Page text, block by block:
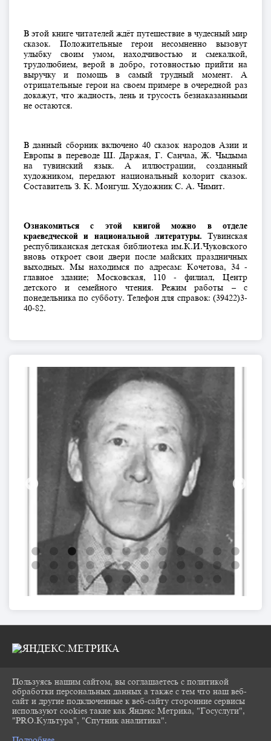
В этой книге читателей ждёт путешествие в чудесный мир
сказок. Положительные герои несомненно вызовут
улыбку своим умом, находчивостью и смекалкой,
трудолюбием, верой в добро, готовностью прийти на
выручку и помощь в самый трудный момент. А
отрицательные герои на своем примере в очередной раз
докажут, что жадность, лень и трусость безнаказанными
не остаются.
В данный сборник включено 40 сказок народов Азии и
Европы в переводе Ш. Даржая, Г. Санчаа, Ж. Чыдыма
на тувинский язык. А иллюстрации, созданный
художником, передают национальный колорит сказок.
Составитель З. К. Монгуш. Художник С. А. Чимит.
Ознакомиться с этой книгой можно в отделе
краеведческой и национальной литературы. Тувинская
республиканская детская библиотека им.К.И.Чуковского
вновь откроет свои двери после майских праздничных
выходных. Мы находимся по адресам: Кочетова, 34 -
главное здание; Московская, 110 - филиал, Центр
детского и семейного чтения. Режим работы – с
понедельника по субботу. Телефон для справок: (39422)3-
40-82.
2026 Г. CHUKOVKA17.RU
ВХОД
КАРТА САЙТА
ПОЛИТИКА ОБРАБОТКИ ПЕРСОНАЛЬНЫХ
Пользуясь нашим сайтом, вы соглашаетесь с политикой
обработки персональных данных а также с тем что наш веб-
сайт и другие подключенные к веб-сайту сторонние сервисы
используют cookies такие как Яндекс Метрика, "Госуслуги",
"PRO.Культура", "Спутник аналитика".